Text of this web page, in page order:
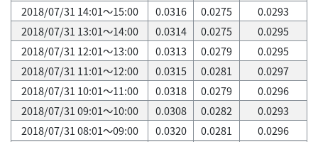
2018/07/31 14:01～15:00
0.0316 0.0275
0.0293
2018/07/31 13:01～14:00
0.0314 0.0275
0.0295
2018/07/31 12:01～13:00
0.0313 0.0279
0.0295
2018/07/31 11:01～12:00
0.0315 0.0281
0.0297
2018/07/31 10:01～11:00
0.0318 0.0279
0.0296
2018/07/31 09:01～10:00
0.0308 0.0282
0.0293
2018/07/31 08:01～09:00
0.0320 0.0281
0.0296